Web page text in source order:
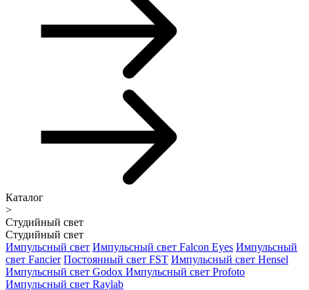
Каталог
>
Студийный свет
Студийный свет
Импульсный свет Импульсный свет Falcon Eyes Импульсный
свет Fancier Постоянный свет FST Импульсный свет Hensel
Импульсный свет Godox Импульсный свет Profoto
Импульсный свет Raylab